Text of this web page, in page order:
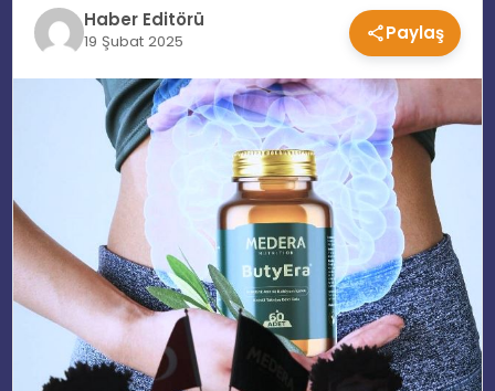
EĞITIM
YAŞAM
Haber Editörü
19 Şubat 2025 Paylaş